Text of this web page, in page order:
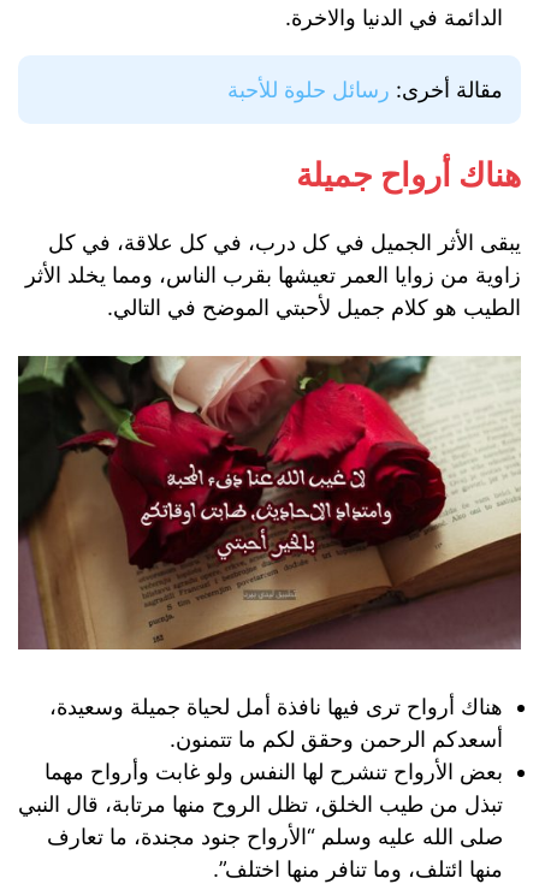
الدائمة في الدنيا والاخرة.
مقالة أخرى: رسائل حلوة للأحبة
هناك أرواح جميلة
يبقى الأثر الجميل في كل درب، في كل علاقة، في كل
زاوية من زوايا العمر تعيشها بقرب الناس، ومما يخلد الأثر
الطيب هو كلام جميل لأحبتي الموضح في التالي.
هناك أرواح ترى فيها نافذة أمل لحياة جميلة وسعيدة،
أسعدكم الرحمن وحقق لكم ما تتمنون.
بعض الأرواح تنشرح لها النفس ولو غابت وأرواح مهما
تبذل من طيب الخلق، تظل الروح منها مرتابة، قال النبي
صلى الله عليه وسلم “الأرواح جنود مجندة، ما تعارف
منها ائتلف، وما تنافر منها اختلف”.